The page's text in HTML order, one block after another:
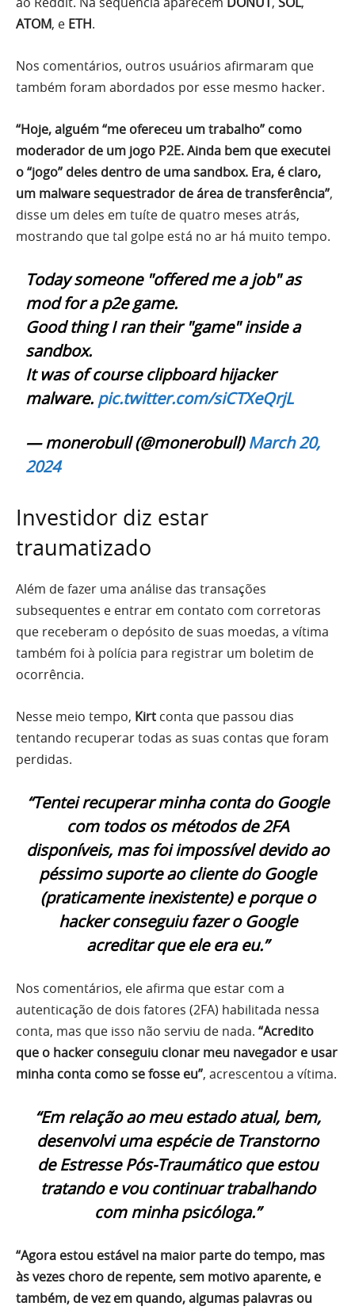
ATOM, e ETH.
Nos comentários, outros usuários afirmaram que
também foram abordados por esse mesmo hacker.
“Hoje, alguém “me ofereceu um trabalho” como
moderador de um jogo P2E. Ainda bem que executei
o “jogo” deles dentro de uma sandbox. Era, é claro,
um malware sequestrador de área de transferência”,
disse um deles em tuíte de quatro meses atrás,
mostrando que tal golpe está no ar há muito tempo.
Today someone "offered me a job" as
mod for a p2e game.
Good thing I ran their "game" inside a
sandbox.
It was of course clipboard hijacker
malware. pic.twitter.com/siCTXeQrjL
— monerobull (@monerobull)March 20,
2024
Investidor diz estar
traumatizado
Além de fazer uma análise das transações
subsequentes e entrar em contato com corretoras
que receberam o depósito de suas moedas, a vítima
também foi à polícia para registrar um boletim de
ocorrência.
Nesse meio tempo, Kirt conta que passou dias
tentando recuperar todas as suas contas que foram
perdidas.
“Tentei recuperar minha conta do Google
com todos os métodos de 2FA
disponíveis, mas foi impossível devido ao
péssimo suporte ao cliente do Google
(praticamente inexistente) e porque o
hacker conseguiu fazer o Google
acreditar que ele era eu.”
Nos comentários, ele afirma que estar com a
autenticação de dois fatores (2FA) habilitada nessa
conta, mas que isso não serviu de nada. “Acredito
que o hacker conseguiu clonar meu navegador e usar
minha conta como se fosse eu”, acrescentou a vítima.
“Em relação ao meu estado atual, bem,
desenvolvi uma espécie de Transtorno
de Estresse Pós-Traumático que estou
tratando e vou continuar trabalhando
com minha psicóloga.”
“Agora estou estável na maior parte do tempo, mas
às vezes choro de repente, sem motivo aparente, e
também, de vez em quando, algumas palavras ou